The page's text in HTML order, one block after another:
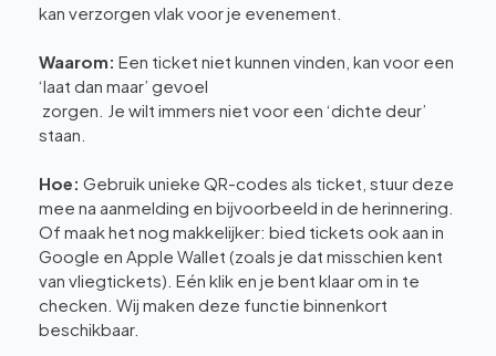
kan verzorgen vlak voor je evenement.
Waarom: Een ticket niet kunnen vinden, kan voor een
‘laat dan maar’ gevoel
zorgen. Je wilt immers niet voor een ‘dichte deur’
staan.
Hoe: Gebruik unieke QR-codes als ticket, stuur deze
mee na aanmelding en bijvoorbeeld in de herinnering.
Of maak het nog makkelijker: bied tickets ook aan in
Google en Apple Wallet (zoals je dat misschien kent
van vliegtickets). Eén klik en je bent klaar om in te
checken. Wij maken deze functie binnenkort
beschikbaar.